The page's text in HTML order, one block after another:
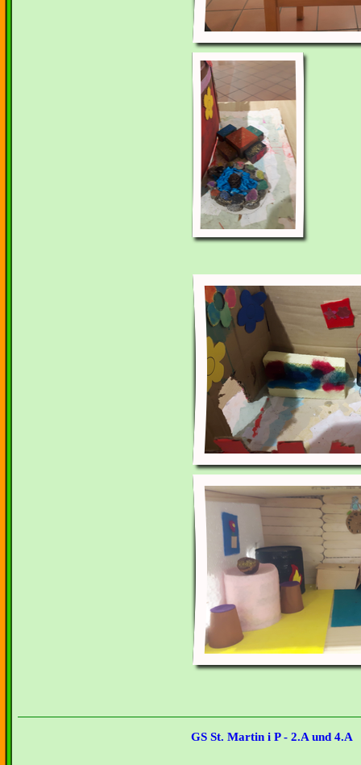
GS St. Martin i P - 2.A und 4.A